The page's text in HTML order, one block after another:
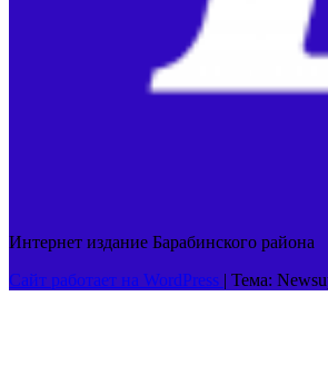
Интернет издание Барабинского района
Сайт работает на WordPress | Тема: